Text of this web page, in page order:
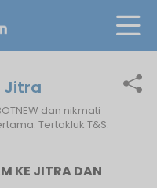
Jitra
dan nikmati
Tertakluk T&S.
KE JITRA DAN